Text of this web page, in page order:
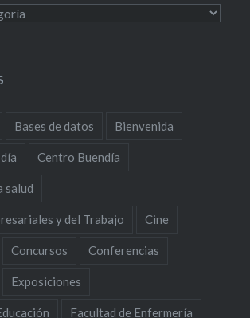
Bases de datos Bienvenida
Centro Buendía
salud
y del Trabajo Cine
Concursos Conferencias
Exposiciones
Facultad de Enfermería